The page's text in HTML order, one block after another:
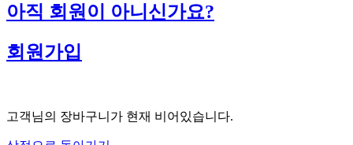
아직 회원이 아니신가요?
회원가입
고객님의 장바구니가 현재 비어있습니다.